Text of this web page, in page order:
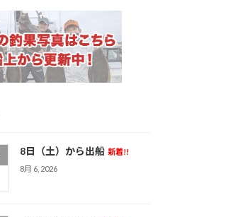
8日（土）から出船 新着!!
8月 6, 2026